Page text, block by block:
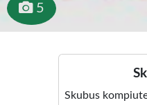
5
Skubus